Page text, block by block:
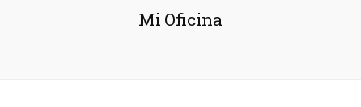
Mi Oficina